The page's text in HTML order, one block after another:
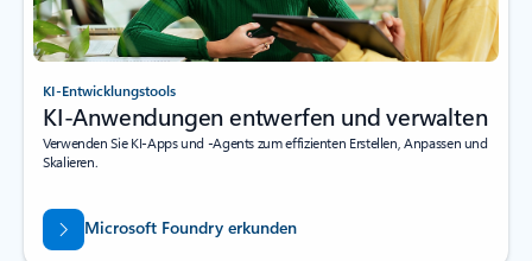
KI-Entwicklungstools
KI-Anwendungen entwerfen und verwalten
Verwenden Sie KI-Apps und -Agents zum effizienten Erstellen, Anpassen und
Skalieren.
Microsoft Foundry erkunden